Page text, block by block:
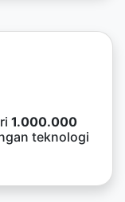
1.000.000
teknologi